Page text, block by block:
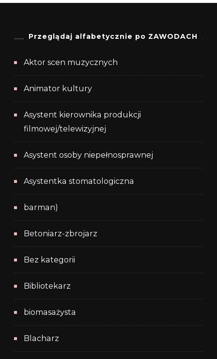
Przeglądaj alfabetycznie po ZAWODACH
Aktor scen muzycznych
Animator kultury
Asystent kierownika produkcji
filmowej/telewizyjnej
Asystent osoby niepełnosprawnej
Asystentka stomatologiczna
barman)
Betoniarz-zbrojarz
Bez kategorii
Bibliotekarz
biomasażysta
Blacharz